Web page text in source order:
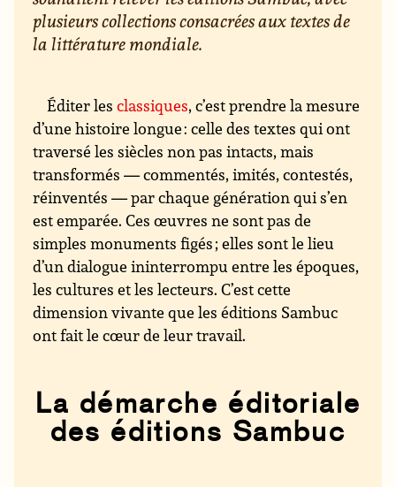
plusieurs collections consacrées aux textes de
la littérature mondiale.
Éditer lesclassiques, c’est prendre la mesure
d’une histoire longue : celle des textes qui ont
traversé les siècles non pas intacts, mais
transformés — commentés, imités, contestés,
réinventés — par chaque génération qui s’en
est emparée. Ces œuvres ne sont pas de
simples monuments figés ; elles sont le lieu
d’un dialogue ininterrompu entre les époques,
les cultures et les lecteurs. C’est cette
dimension vivante que les éditions Sambuc
ont fait le cœur de leur travail.
La démarche éditoriale
des éditions Sambuc